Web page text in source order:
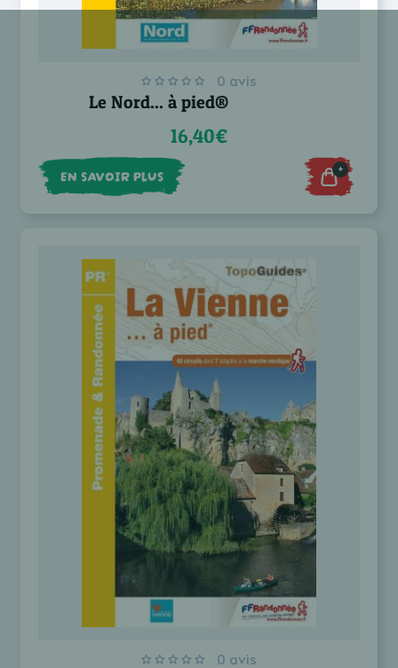
0 avis
Le Nord... à pied®
16,40€
EN SAVOIR PLUS +
0 avis